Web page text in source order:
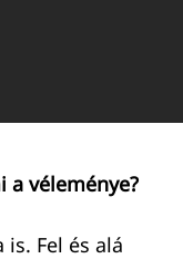
véleménye?
Fel és alá